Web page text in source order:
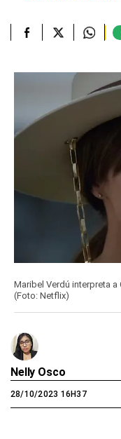
Maribel Verdú interpreta
(Foto: Netflix)
Nelly Osco
28/10/2023 16H37